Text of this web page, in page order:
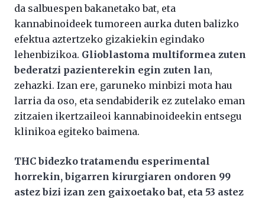
da salbuespen bakanetako bat, eta
kannabinoideek tumoreen aurka duten balizko
efektua aztertzeko gizakiekin egindako
lehenbizikoa. Glioblastoma multiformea zuten
bederatzi pazienterekin egin zuten lan,
zehazki. Izan ere, garuneko minbizi mota hau
larria da oso, eta sendabiderik ez zutelako eman
zitzaien ikertzaileoi kannabinoideekin entsegu
klinikoa egiteko baimena.
THC bidezko tratamendu esperimental
horrekin, bigarren kirurgiaren ondoren 99
astez bizi izan zen gaixoetako bat, eta 53 astez